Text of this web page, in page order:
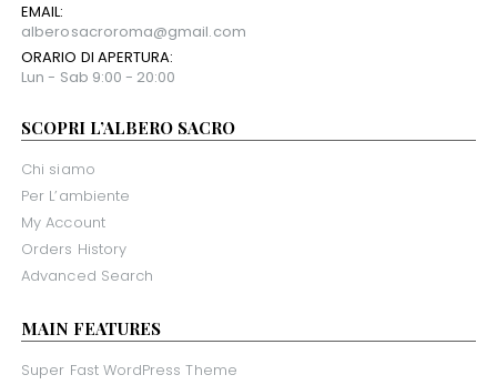
EMAIL:
alberosacroroma@gmail.com
ORARIO DI APERTURA:
Lun - Sab 9:00 - 20:00
SCOPRI L’ALBERO SACRO
Chi siamo
Per L’ambiente
My Account
Orders History
Advanced Search
MAIN FEATURES
Super Fast WordPress Theme